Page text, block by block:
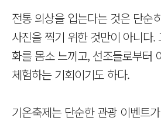
전통 의상을 입는다는 것은 단순
사진을 찍기 위한 것만이 아니다.
화를 몸소 느끼고, 선조들로부터
체험하는 기회이기도 하다.
기온축제는 단순한 관광 이벤트